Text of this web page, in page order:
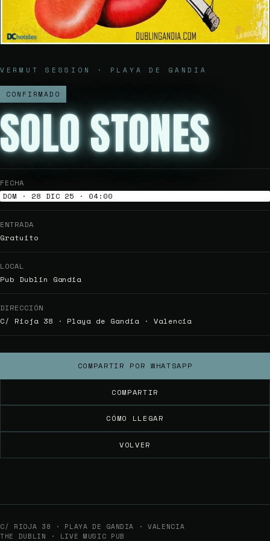
VERMUT SESSION · PLAYA DE GANDIA
CONFIRMADO
SOLO STONES
FECHA
DOM · 28 DIC 25 · 04:00
ENTRADA
Gratuito
LOCAL
Pub Dublin Gandia
DIRECCIÓN
C/ Rioja 38 · Playa de Gandia · Valencia
COMPARTIR POR WHATSAPP
COMPARTIR
CÓMO LLEGAR
VOLVER
C/ RIOJA 38 · PLAYA DE GANDIA · VALENCIA
THE DUBLIN · LIVE MUSIC PUB